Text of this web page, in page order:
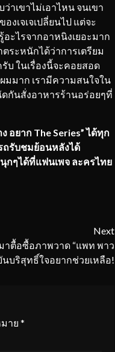
าเขาไม่เอาไหน จนเขา
เจเจเปลี่ยนไป แต่จะ
ะไรจากอาหนิงเยอะมาก
ระหนักได้ว่าการเตรียม
บ ในเรื่องนี้จะคอยสอด
มาก เรามีความสนใจใน
ดกันสั่งอาหารร้านอร่อยๆที่
อยาก The Series” ได้ทุก
ถรับชมย้อนหลังได้
กๆได้ที่แฟนเพจ ละครไทย
Next
มาตื้อซื้อภาพวาด “แพท พาว
นบริสุทธิ์ใจอยากช่วยเหลือ!
าย *